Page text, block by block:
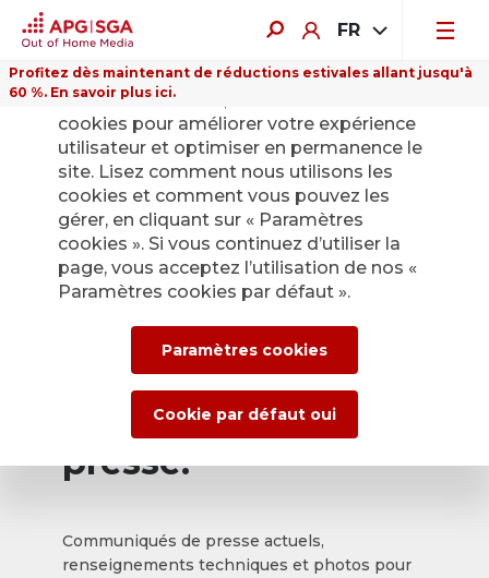
FR
Profitez dès maintenant de réductions estivales allant jusqu'à
60 %. En savoir plus ici.
Retour
Service de presse
d’APG|SGA pour les
actualités et les
communiqués de
presse.
Communiqués de presse actuels,
renseignements techniques et photos pour
Sur ce site Internet, nous utilisons des
cookies pour améliorer votre expérience
utilisateur et optimiser en permanence le
site. Lisez comment nous utilisons les
cookies et comment vous pouvez les
gérer, en cliquant sur « Paramètres
cookies ». Si vous continuez d’utiliser la
page, vous acceptez l’utilisation de nos «
Paramètres cookies par défaut ».
Paramètres cookies
Cookie par défaut oui